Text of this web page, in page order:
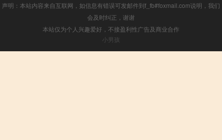
声明：本站内容来自互联网，如信息有错误可发邮件到f_fb#foxmail.com说明，我们
会及时纠正，谢谢
本站仅为个人兴趣爱好，不接盈利性广告及商业合作
小男孩